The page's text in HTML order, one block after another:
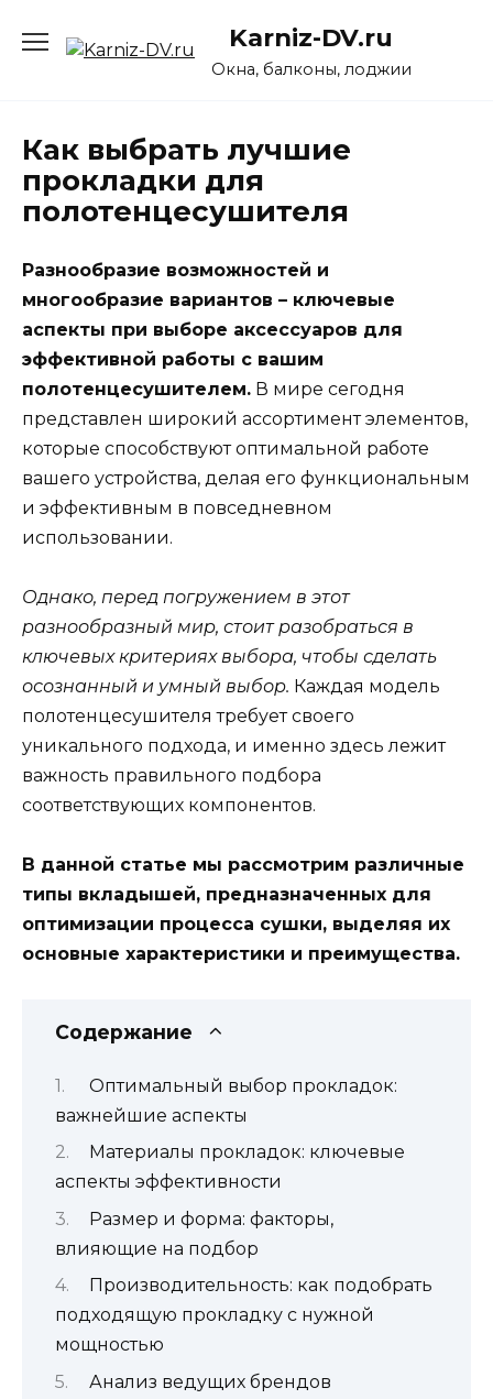
содержанию
Karniz-DV.ru
Окна, балконы, лоджии
Как выбрать лучшие
прокладки для
полотенцесушителя
Разнообразие возможностей и
многообразие вариантов – ключевые
аспекты при выборе аксессуаров для
эффективной работы с вашим
полотенцесушителем. В мире сегодня
представлен широкий ассортимент элементов,
которые способствуют оптимальной работе
вашего устройства, делая его функциональным
и эффективным в повседневном
использовании.
Однако, перед погружением в этот
разнообразный мир, стоит разобраться в
ключевых критериях выбора, чтобы сделать
осознанный и умный выбор. Каждая модель
полотенцесушителя требует своего
уникального подхода, и именно здесь лежит
важность правильного подбора
соответствующих компонентов.
В данной статье мы рассмотрим различные
типы вкладышей, предназначенных для
оптимизации процесса сушки, выделяя их
основные характеристики и преимущества.
Содержание
Оптимальный выбор прокладок:
важнейшие аспекты
Материалы прокладок: ключевые
аспекты эффективности
Размер и форма: факторы,
влияющие на подбор
Производительность: как подобрать
подходящую прокладку с нужной
мощностью
Анализ ведущих брендов